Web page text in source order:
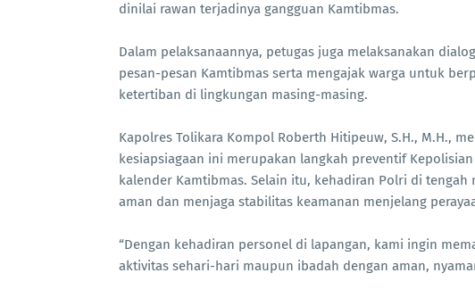
dinilai rawan terjadinya gangguan Kamtibmas.
Dalam pelaksanaannya, petugas juga melaksanakan
pesan-pesan Kamtibmas serta mengajak warga untuk
ketertiban di lingkungan masing-masing.
Kapolres Tolikara Kompol Roberth Hitipeuw, S.H., M.H.,
kesiapsiagaan ini merupakan langkah preventif
kalender Kamtibmas. Selain itu, kehadiran Polri di
aman dan menjaga stabilitas keamanan menjelang
“Dengan kehadiran personel di lapangan, kami ingin
aktivitas sehari-hari maupun ibadah dengan aman,